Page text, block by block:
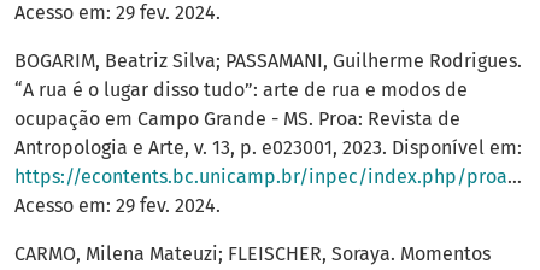
Acesso em: 29 fev. 2024.
BOGARIM, Beatriz Silva; PASSAMANI, Guilherme Rodrigues.
“A rua é o lugar disso tudo”: arte de rua e modos de
ocupação em Campo Grande - MS. Proa: Revista de
Antropologia e Arte, v. 13, p. e023001, 2023. Disponível em:
https://econtents.bc.unicamp.br/inpec/index.php/proa/article/view/16718
Acesso em: 29 fev. 2024.
CARMO, Milena Mateuzi; FLEISCHER, Soraya. Momentos